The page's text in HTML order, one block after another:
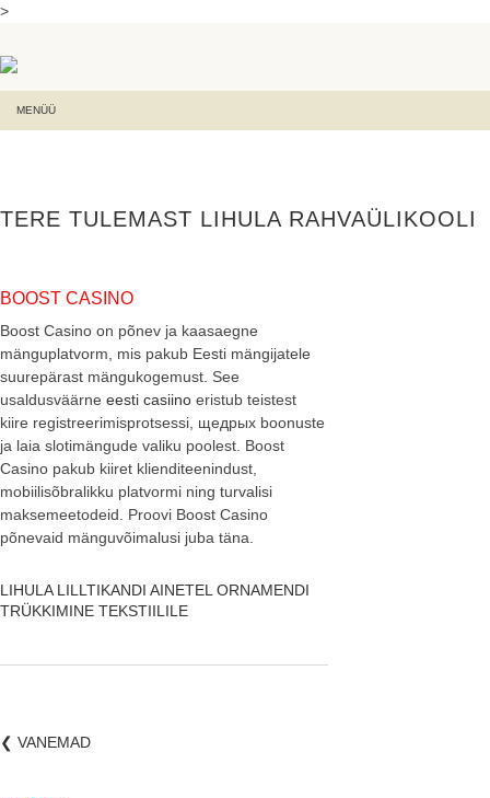
>
MENÜÜ
TERE TULEMAST LIHULA RAHVAÜLIKOOLI
BOOST CASINO
Boost Casino on põnev ja kaasaegne
mänguplatvorm, mis pakub Eesti mängijatele
suurepärast mängukogemust. See
usaldusväärne eesti casiino eristub teistest
kiire registreerimisprotsessi, щедрых boonuste
ja laia slotimängude valiku poolest. Boost
Casino pakub kiiret klienditeenindust,
mobiilisõbralikku platvormi ning turvalisi
maksemeetodeid. Proovi Boost Casino
põnevaid mänguvõimalusi juba täna.
LIHULA LILLTIKANDI AINETEL ORNAMENDI
TRÜKKIMINE TEKSTIILILE
❮ VANEMAD